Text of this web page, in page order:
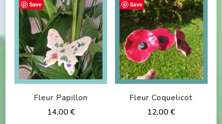
Save
Fleur Papillon
14,00€
Save
Fleur Coquelicot
12,00€